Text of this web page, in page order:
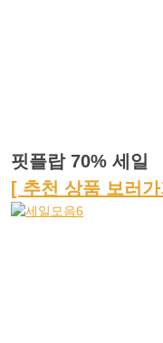
핏플랍 70% 세일
[ 추천 상품 보러가